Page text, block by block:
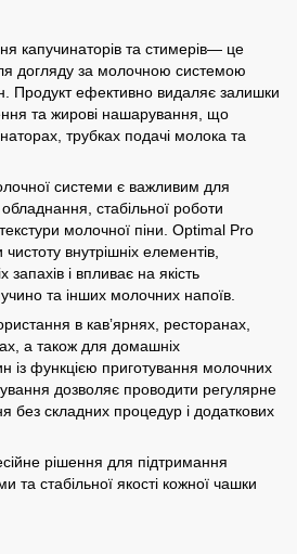
капучинаторів та стимерів— це
догляду за молочною системою
Продукт ефективно видаляє залишки
та жирові нашарування, що
трубках подачі молока та
системи є важливим для
обладнання, стабільної роботи
молочної піни. Optimal Pro
внутрішніх елементів,
запахів і впливає на якість
та інших молочних напоїв.
в кавʼярнях, ресторанах,
а також для домашніх
із функцією приготування молочних
дозволяє проводити регулярне
без складних процедур і додаткових
рішення для підтримання
та стабільної якості кожної чашки